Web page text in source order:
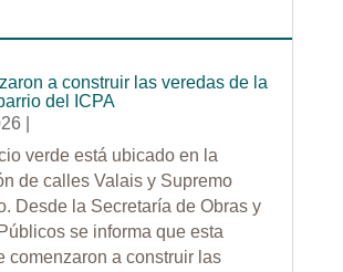
a construir las veredas de la
del ICPA
verde está ubicado en la
de calles Valais y Supremo
Desde la Secretaría de Obras y
se informa que esta
comenzaron a construir las